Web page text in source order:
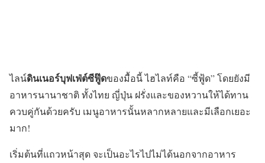
ไลน์ดินเนอร์บุฟเฟ่ต์ซีฟู๊ดของมื้อนี้ ไฮไลท์คือ “ซี้ฟู้ด” โดยยังมี
อาหารนานาชาติ ทั้งไทย ญี่ปุ่น ฝรั่งและของหวานให้ได้ทาน
ควบคู่กันด้วยครับ เมนูอาหารนั้นหลากหลายและมีเลือกเยอะ
มาก!
เริ่มต้นที่แถวหน้าสุด จะเป็นอะไรไปไม่ได้นอกจากอาหาร